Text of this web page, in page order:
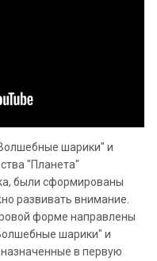
шарики" и
"Планета"
были сформированы
развивать внимание.
форме направлены
шарики" и
в первую